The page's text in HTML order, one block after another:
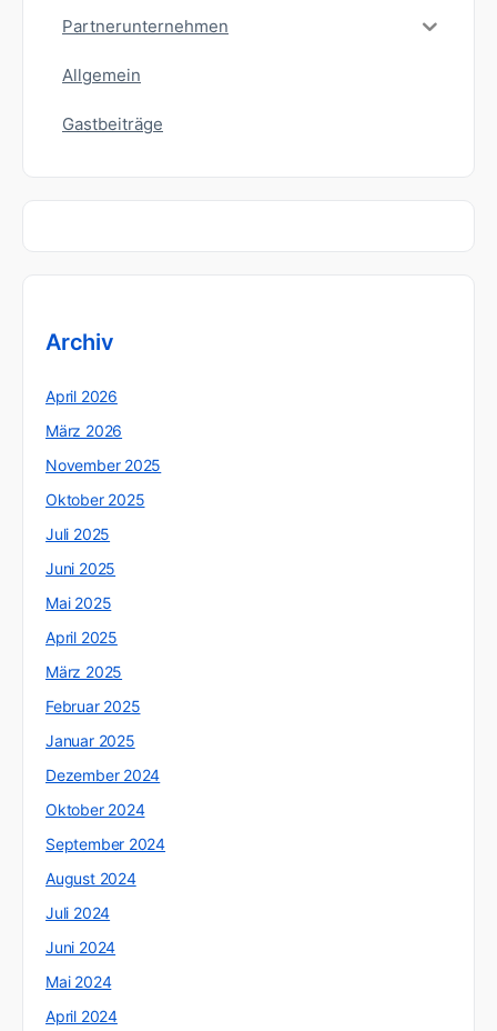
Partnerunternehmen
Allgemein
Gastbeiträge
Archiv
April 2026
März 2026
November 2025
Oktober 2025
Juli 2025
Juni 2025
Mai 2025
April 2025
März 2025
Februar 2025
Januar 2025
Dezember 2024
Oktober 2024
September 2024
August 2024
Juli 2024
Juni 2024
Mai 2024
April 2024